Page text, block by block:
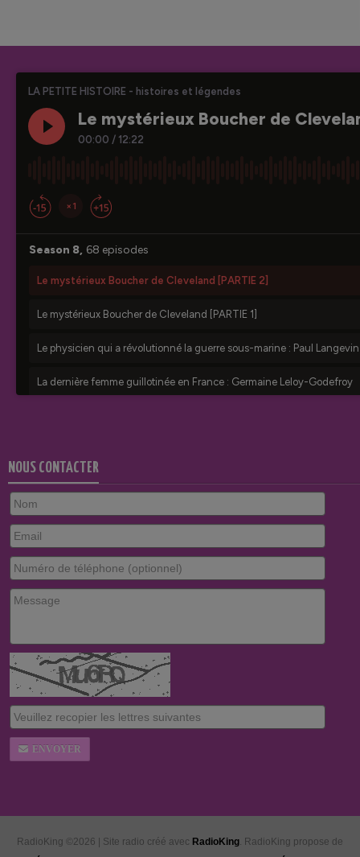
NOUS CONTACTER
ENVOYER
RadioKing ©2026 | Site radio créé avec RadioKing. RadioKing propose de